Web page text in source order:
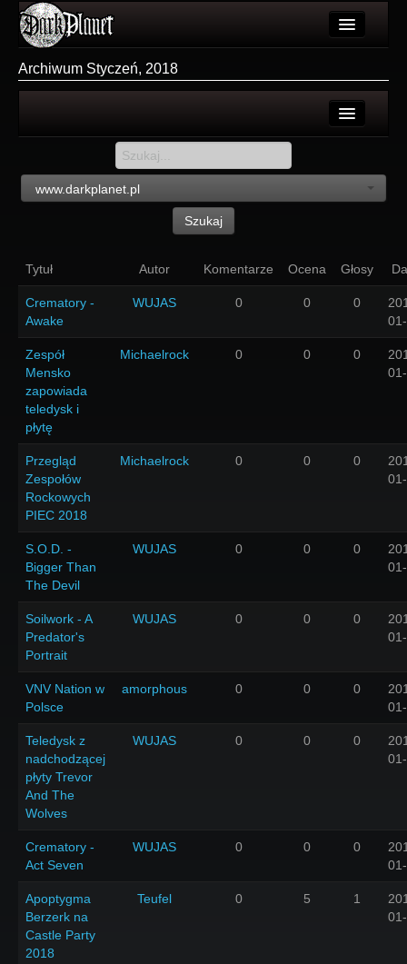
Użytkownicy
Forum
Archiwum Styczeń, 2018
www.darkplanet.pl
Szukaj
Tytuł Autor Komentarze Ocena Głosy
Crematory -
Awake
WUJAS 0 0 0
Zespół
Mensko
zapowiada
teledysk i
płytę
Michaelrock 0 0 0
Przegląd
Zespołów
Rockowych
PIEC 2018
Michaelrock 0 0 0
S.O.D. -
Bigger Than
The Devil
WUJAS 0 0 0
Soilwork - A
Predator's
Portrait
WUJAS 0 0 0
VNV Nation w
Polsce
amorphous 0 0 0
Teledysk z
nadchodzącej
płyty Trevor
And The
Wolves
WUJAS 0 0 0
Crematory -
Act Seven
WUJAS 0 0 0
Apoptygma
Berzerk na
Castle Party
2018
Teufel 0 5 1